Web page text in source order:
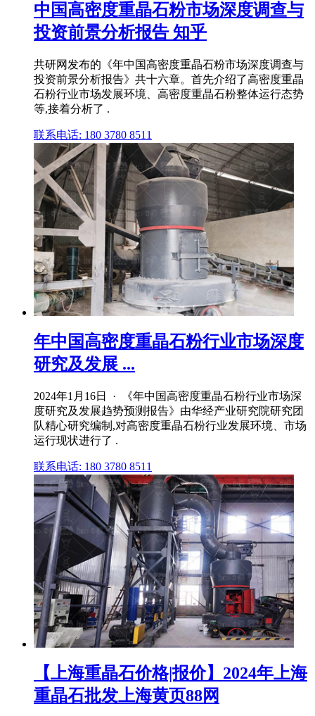
中国高密度重晶石粉市场深度调查与
投资前景分析报告 知乎
共研网发布的《年中国高密度重晶石粉市场深度调查与
投资前景分析报告》共十六章。首先介绍了高密度重晶
石粉行业市场发展环境、高密度重晶石粉整体运行态势
等,接着分析了 .
联系电话: 180 3780 8511
年中国高密度重晶石粉行业市场深度
研究及发展 ...
2024年1月16日 · 《年中国高密度重晶石粉行业市场深
度研究及发展趋势预测报告》由华经产业研究院研究团
队精心研究编制,对高密度重晶石粉行业发展环境、市场
运行现状进行了 .
联系电话: 180 3780 8511
【上海重晶石价格|报价】2024年上海
重晶石批发上海黄页88网